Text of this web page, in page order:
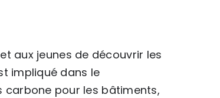
aux jeunes de découvrir les
impliqué dans le
carbone pour les bâtiments,